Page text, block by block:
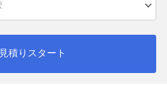
見積りスタート